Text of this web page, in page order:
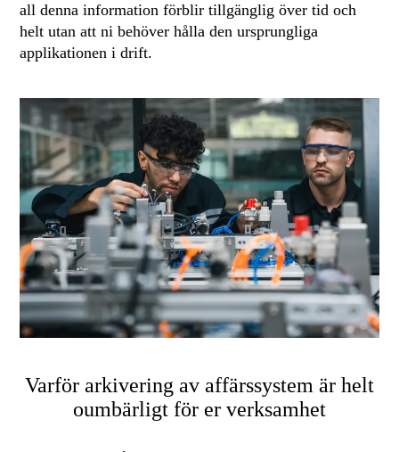
all denna information förblir tillgänglig över tid och
helt utan att ni behöver hålla den ursprungliga
applikationen i drift.
Varför arkivering av affärssystem är helt
oumbärligt för er verksamhet